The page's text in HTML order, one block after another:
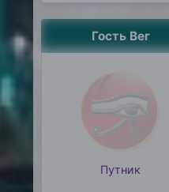
Гость Вег
Путник